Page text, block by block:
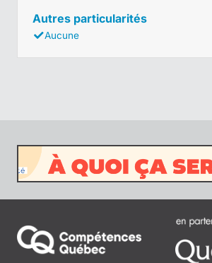
Autres particularités
Aucune